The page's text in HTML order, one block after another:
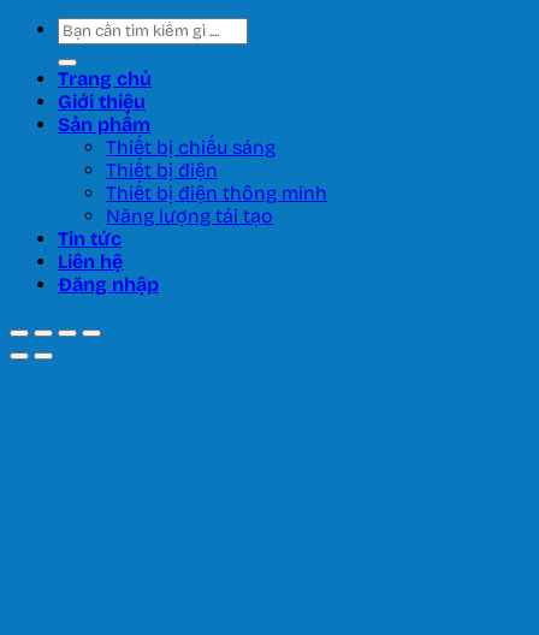
Tìm
kiếm:
Trang chủ
Giới thiệu
Sản phẩm
Thiết bị chiếu sáng
Thiết bị điện
Thiết bị điện thông minh
Năng lượng tái tạo
Tin tức
Liên hệ
Đăng nhập